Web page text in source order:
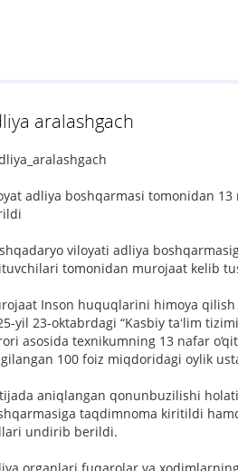
aralashgach
adliya boshqarmasi tomonidan
viloyati adliya
tomonidan murojaat kelib
Inson huquqlarini himoya qilish
yil 23-oktabrdagi “Kasbiy taʻlim
asosida texnikumning 13 nafar
100 foiz miqdoridagi oylik
aniqlangan qonunbuzilishi
taqdimnoma kiritildi
undirib berildi.